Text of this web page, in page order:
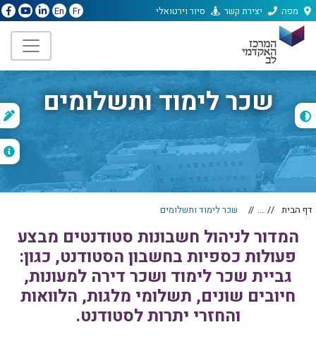
מפה יצירת קשר סיור וירטואלי Fr
En
שכר לימוד ותשלומים
דף הבית ... שכר לימוד ותשלומים
המדור לניהול חשבונות סטודנטים מבצע
פעולות כספיות בחשבון הסטודנט, כגון:
גביית שכר לימוד ושכר דירה למעונות,
חיובים שונים, תשלומי מלגות, הלוואות
והחזרי יתרות לסטודנט.